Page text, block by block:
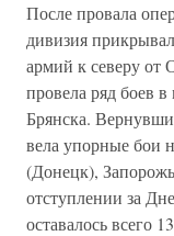
После провала
дивизия
армий к северу от
провела ряд боев
Брянска.
вела упорные бои
(Донецк),
отступлении за
оставалось всего